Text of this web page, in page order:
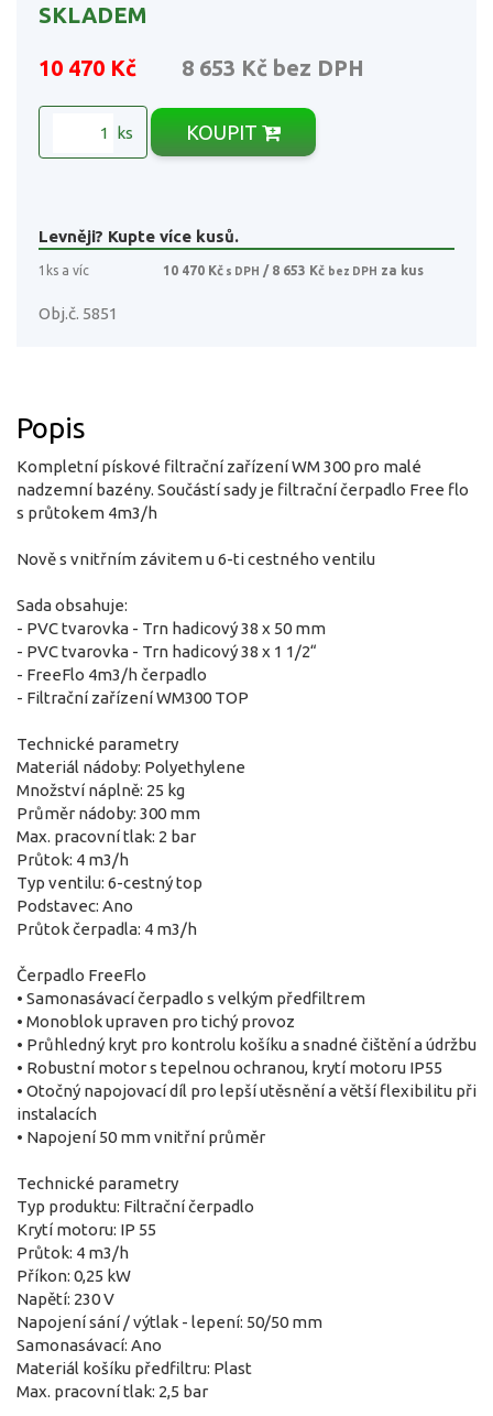
SKLADEM
10 470 Kč 8 653 Kč bez DPH
ks KOUPIT
Levněji? Kupte více kusů.
1ks a víc 10 470 Kč s DPH / 8 653 Kč bez DPH za kus
Obj.č. 5851
Popis
Kompletní pískové filtrační zařízení WM 300 pro malé
nadzemní bazény. Součástí sady je filtrační čerpadlo Free flo
s průtokem 4m3/h
Nově s vnitřním závitem u 6-ti cestného ventilu
Sada obsahuje:
- PVC tvarovka - Trn hadicový 38 x 50 mm
- PVC tvarovka - Trn hadicový 38 x 1 1/2“
- FreeFlo 4m3/h čerpadlo
- Filtrační zařízení WM300 TOP
Technické parametry
Materiál nádoby: Polyethylene
Množství náplně: 25 kg
Průměr nádoby: 300 mm
Max. pracovní tlak: 2 bar
Průtok: 4 m3/h
Typ ventilu: 6-cestný top
Podstavec: Ano
Průtok čerpadla: 4 m3/h
Čerpadlo FreeFlo
• Samonasávací čerpadlo s velkým předfiltrem
• Monoblok upraven pro tichý provoz
• Průhledný kryt pro kontrolu košíku a snadné čištění a údržbu
• Robustní motor s tepelnou ochranou, krytí motoru IP55
• Otočný napojovací díl pro lepší utěsnění a větší flexibilitu při
instalacích
• Napojení 50 mm vnitřní průměr
Technické parametry
Typ produktu: Filtrační čerpadlo
Krytí motoru: IP 55
Průtok: 4 m3/h
Příkon: 0,25 kW
Napětí: 230 V
Napojení sání / výtlak - lepení: 50/50 mm
Samonasávací: Ano
Materiál košíku předfiltru: Plast
Max. pracovní tlak: 2,5 bar